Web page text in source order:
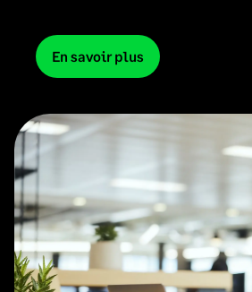
En savoir plus